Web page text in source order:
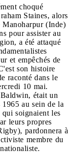
choqué
Staines, alors
(Inde)
pour assister au
a été attaqué
et empêchés de
son histoire
raconté dans le
10 mai.
était un
au sein de la
qui soignaient les
leurs propres
pardonnera à
membre du